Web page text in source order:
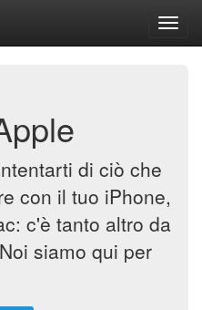
di ciò che
con il tuo iPhone,
c'è tanto altro da
siamo qui per